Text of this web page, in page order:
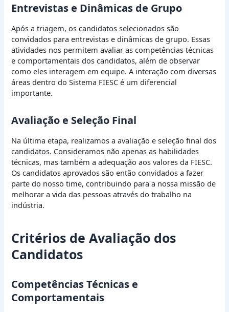
Entrevistas e Dinâmicas de Grupo
Após a triagem, os candidatos selecionados são
convidados para entrevistas e dinâmicas de grupo. Essas
atividades nos permitem avaliar as competências técnicas
e comportamentais dos candidatos, além de observar
como eles interagem em equipe. A interação com diversas
áreas dentro do Sistema FIESC é um diferencial
importante.
Avaliação e Seleção Final
Na última etapa, realizamos a avaliação e seleção final dos
candidatos. Consideramos não apenas as habilidades
técnicas, mas também a adequação aos valores da FIESC.
Os candidatos aprovados são então convidados a fazer
parte do nosso time, contribuindo para a nossa missão de
melhorar a vida das pessoas através do trabalho na
indústria.
Critérios de Avaliação dos
Candidatos
Competências Técnicas e
Comportamentais